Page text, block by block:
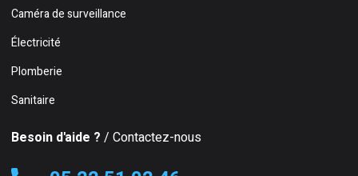
Caméra de surveillance
Électricité
Plomberie
Sanitaire
Besoin d'aide ? / Contactez-nous